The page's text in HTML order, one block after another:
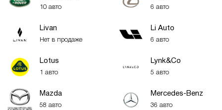
10 авто 6 авто
Livan
Нет в продаже
Li Auto
6 авто
Lotus
1 авто
Lynk&Co
5 авто
Mazda
58 авто
Mercedes-Benz
36 авто